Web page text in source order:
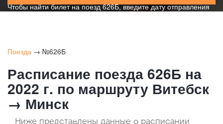
Чтобы найти билет на поезд 626Б, введите дату отправления
Поезда → №626Б
Расписание поезда 626Б на
2022 г. по маршруту Витебск
→ Минск
Ниже представлены данные о расписании